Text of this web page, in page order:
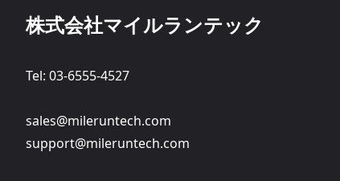
株式会社マイルランテック
Tel: 03-6555-4527
sales@mileruntech.com
support@mileruntech.com